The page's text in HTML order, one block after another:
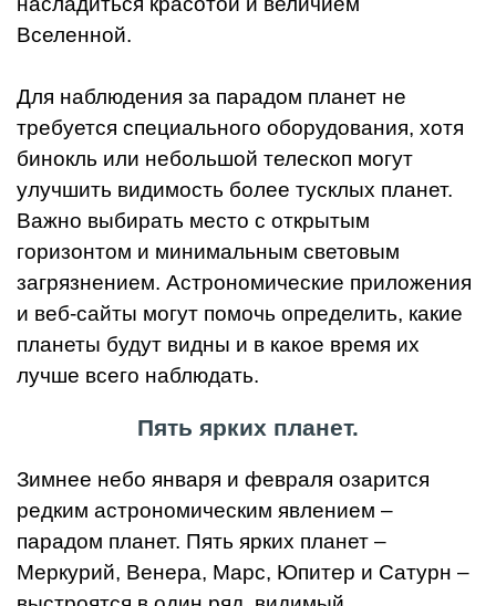
Вселенной.
Для наблюдения за парадом планет не
требуется специального оборудования, хотя
бинокль или небольшой телескоп могут
улучшить видимость более тусклых планет.
Важно выбирать место с открытым
горизонтом и минимальным световым
загрязнением. Астрономические приложения
и веб-сайты могут помочь определить, какие
планеты будут видны и в какое время их
лучше всего наблюдать.
Пять ярких планет.
Зимнее небо января и февраля озарится
редким астрономическим явлением –
парадом планет. Пять ярких планет –
Меркурий, Венера, Марс, Юпитер и Сатурн –